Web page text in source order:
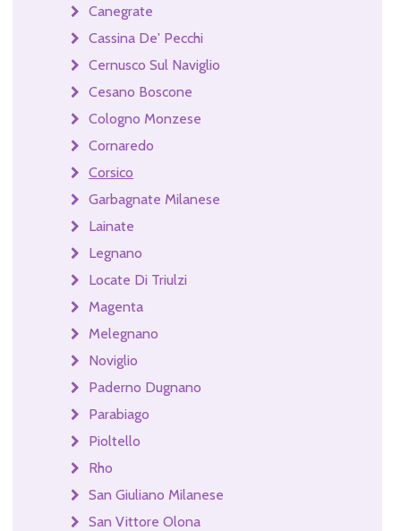
Canegrate
Cassina De' Pecchi
Cernusco Sul Naviglio
Cesano Boscone
Cologno Monzese
Cornaredo
Corsico
Garbagnate Milanese
Lainate
Legnano
Locate Di Triulzi
Magenta
Melegnano
Noviglio
Paderno Dugnano
Parabiago
Pioltello
Rho
San Giuliano Milanese
San Vittore Olona